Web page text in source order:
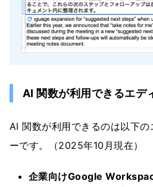
AI 関数が利用できるエデ
AI 関数が利用できるのは以下
ーです。（2025年10月現在）
企業向けGoogle